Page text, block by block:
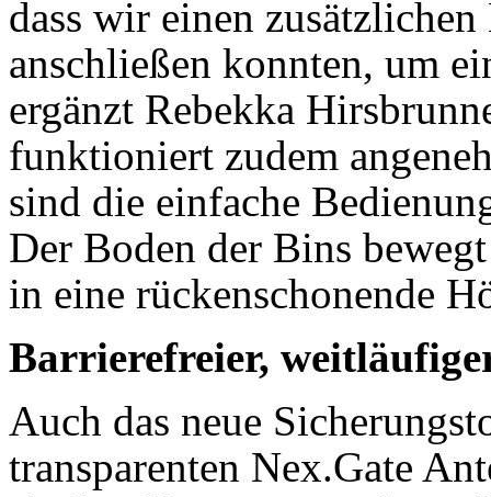
dass wir einen
anschließen konnten, um
ergänzt Rebekka
funktioniert zudem
sind die einfache
Der Boden der Bins
in eine rückenschonende
Barrierefreier,
Auch das neue
transparenten Nex.Gate